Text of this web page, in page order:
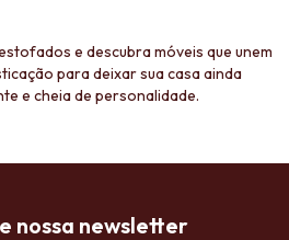
e descubra móveis que unem
para deixar sua casa ainda
e cheia de personalidade.
nossa newsletter